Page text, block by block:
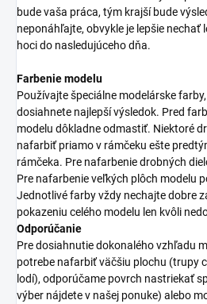
bude vaša práca, tým krajší bude
neponáhľajte, obvykle je lepšie nechať
hoci do nasledujúceho dňa.
Farbenie modelu
Používajte špeciálne modelárske
dosiahnete najlepší výsledok. Pred
modelu dôkladne odmastiť. Niektoré
nafarbiť priamo v rámčeku ešte
rámčeka. Pre nafarbenie drobných
Pre nafarbenie veľkých plôch modelu
Jednotlivé farby vždy nechajte dobre
pokazeniu celého modelu len kvôli
Odporúčanie
Pre dosiahnutie dokonalého vzhľadu
potrebe nafarbiť väčšiu plochu (trupy
lodí), odporúčame povrch nastriekať
výber nájdete v našej ponuke) alebo